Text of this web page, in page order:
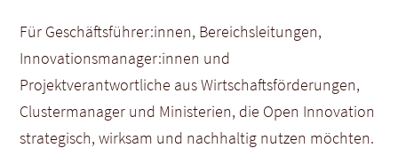
Für Geschäftsführer:innen, Bereichsleitungen,
Innovationsmanager:innen und
Projektverantwortliche aus Wirtschaftsförderungen,
Clustermanager und Ministerien, die Open Innovation
strategisch, wirksam und nachhaltig nutzen möchten.